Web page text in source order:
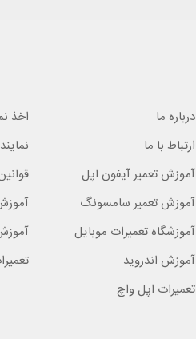
درباره ما
اخذ
ارتباط با ما
آموزش تعمیر آیفون اپل
آموزش تعمیر سامسونگ
آموزشگاه تعمیرات موبایل
آموزش اندروید
تعمیرات اپل واچ